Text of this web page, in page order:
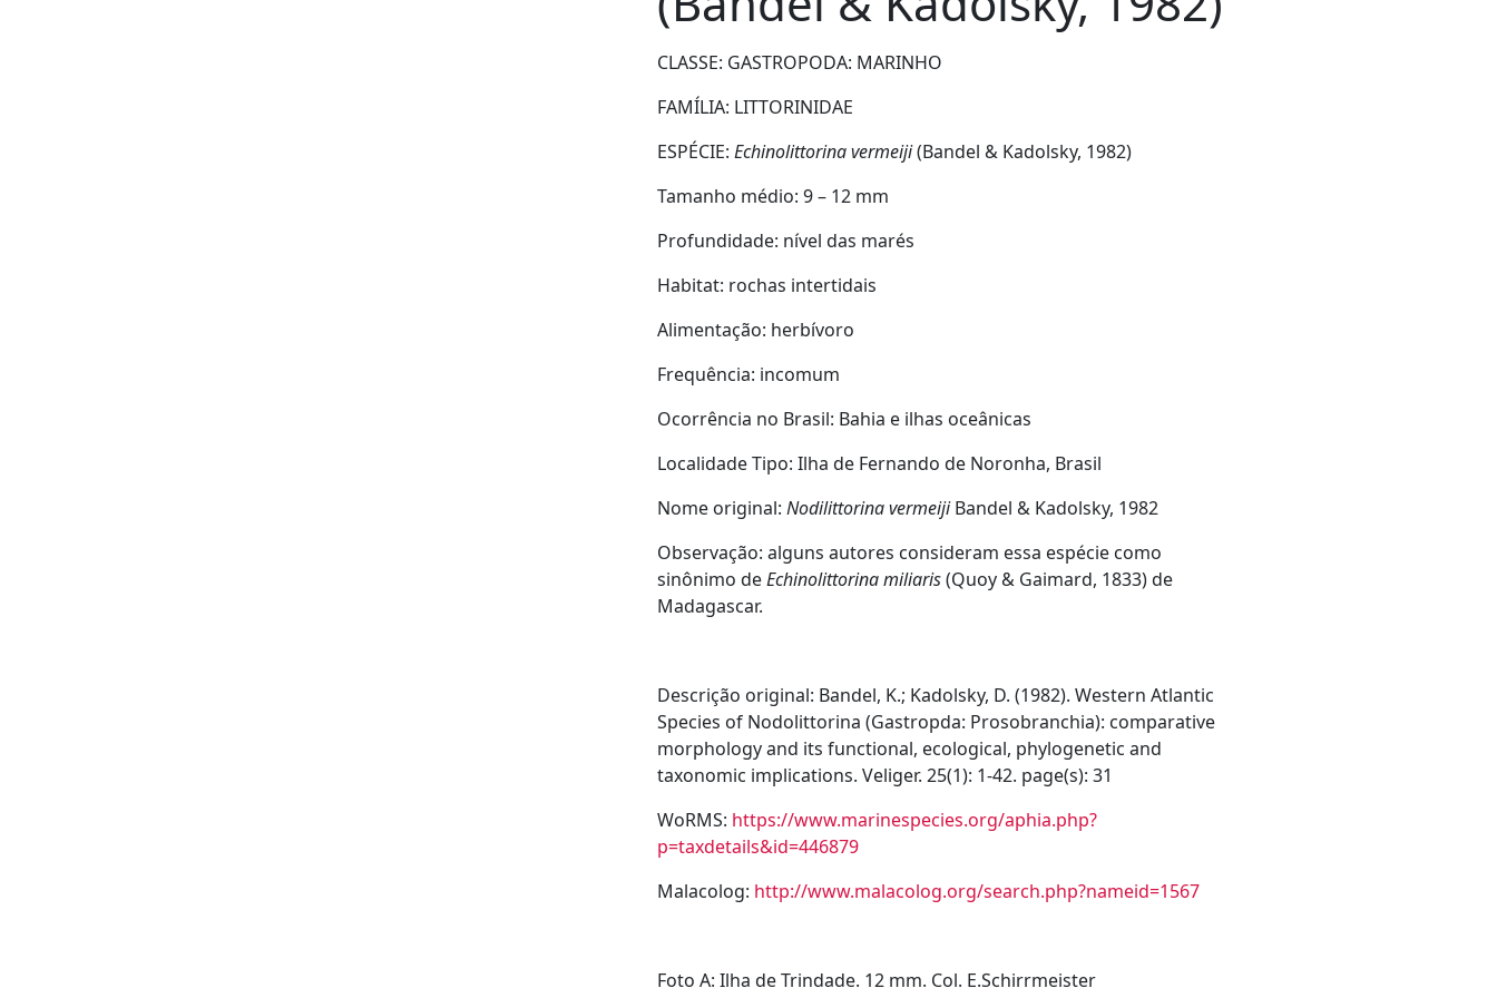
CLASSE: GASTROPODA: MARINHO
FAMÍLIA: LITTORINIDAE
ESPÉCIE: Echinolittorina vermeiji(Bandel & Kadolsky, 1982)
Tamanho médio: 9 – 12 mm
Profundidade: nível das marés
Habitat: rochas intertidais
Alimentação: herbívoro
Frequência: incomum
Ocorrência no Brasil: Bahia e ilhas oceânicas
Localidade Tipo: Ilha de Fernando de Noronha, Brasil
Nome original: Nodilittorina vermeijiBandel & Kadolsky, 1982
Observação: alguns autores consideram essa espécie como
sinônimo deEchinolittorina miliaris(Quoy & Gaimard, 1833) de
Madagascar.
Descrição original: Bandel, K.; Kadolsky, D. (1982). Western Atlantic
Species of Nodolittorina (Gastropda: Prosobranchia): comparative
morphology and its functional, ecological, phylogenetic and
taxonomic implications. Veliger. 25(1): 1-42. page(s): 31
WoRMS: https://www.marinespecies.org/aphia.php?
p=taxdetails&id=446879
Malacolog: http://www.malacolog.org/search.php?nameid=1567
Foto A: Ilha de Trindade. 12 mm. Col. E.Schirrmeister